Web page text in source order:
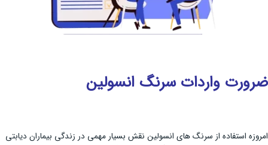
ضرورت واردات سرنگ انسولین
امروزه استفاده از سرنگ های انسولین نقش بسیار مهمی در زندگی بیماران دیابتی